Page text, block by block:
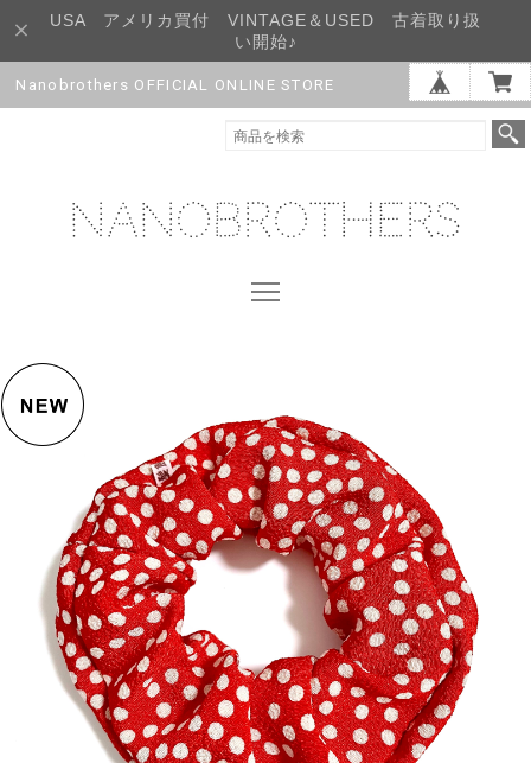
USA アメリカ買付 VINTAGE＆USED 古着取り扱
い開始♪
Nanobrothers OFFICIAL ONLINE STORE